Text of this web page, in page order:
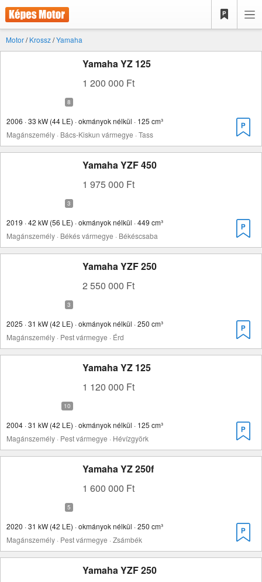
Motor/Krossz/Yamaha
Yamaha YZ 125
1 200 000 Ft
2006 · 33 kW (44 LE) · okmányok nélkül · 125 cm³
Magánszemély · Bács-Kiskun vármegye · Tass
Yamaha YZF 450
1 975 000 Ft
2019 · 42 kW (56 LE) · okmányok nélkül · 449 cm³
Magánszemély · Békés vármegye · Békéscsaba
Yamaha YZF 250
2 550 000 Ft
2025 · 31 kW (42 LE) · okmányok nélkül · 250 cm³
Magánszemély · Pest vármegye · Érd
Yamaha YZ 125
1 120 000 Ft
2004 · 31 kW (42 LE) · okmányok nélkül · 125 cm³
Magánszemély · Pest vármegye · Hévízgyörk
Yamaha YZ 250f
1 600 000 Ft
2020 · 31 kW (42 LE) · okmányok nélkül · 250 cm³
Magánszemély · Pest vármegye · Zsámbék
Yamaha YZF 250